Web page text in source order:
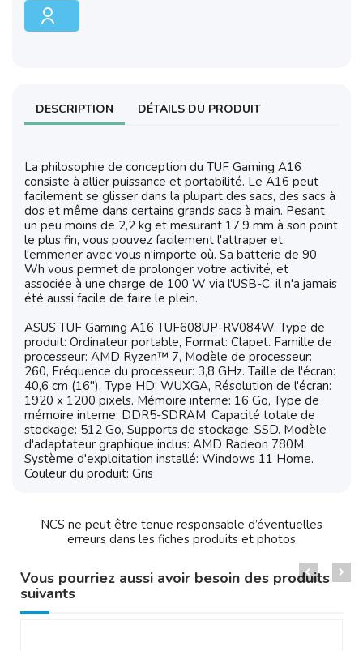
DESCRIPTION DÉTAILS DU PRODUIT
La philosophie de conception du TUF Gaming A16
consiste à allier puissance et portabilité. Le A16 peut
facilement se glisser dans la plupart des sacs, des sacs à
dos et même dans certains grands sacs à main. Pesant
un peu moins de 2,2 kg et mesurant 17,9 mm à son point
le plus fin, vous pouvez facilement l'attraper et
l'emmener avec vous n'importe où. Sa batterie de 90
Wh vous permet de prolonger votre activité, et
associée à une charge de 100 W via l'USB-C, il n'a jamais
été aussi facile de faire le plein.
ASUS TUF Gaming A16 TUF608UP-RV084W. Type de
produit: Ordinateur portable, Format: Clapet. Famille de
processeur: AMD Ryzen™ 7, Modèle de processeur:
260, Fréquence du processeur: 3,8 GHz. Taille de l'écran:
40,6 cm (16"), Type HD: WUXGA, Résolution de l'écran:
1920 x 1200 pixels. Mémoire interne: 16 Go, Type de
mémoire interne: DDR5-SDRAM. Capacité totale de
stockage: 512 Go, Supports de stockage: SSD. Modèle
d'adaptateur graphique inclus: AMD Radeon 780M.
Système d'exploitation installé: Windows 11 Home.
Couleur du produit: Gris
NCS ne peut être tenue responsable d’éventuelles
erreurs dans les fiches produits et photos
Vous pourriez aussi avoir besoin des produits
suivants